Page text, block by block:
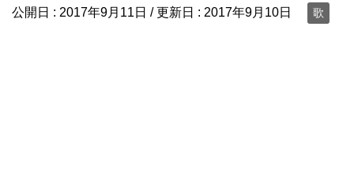
公開日 : 2017年9月11日 / 更新日 : 2017年9月10日 歌